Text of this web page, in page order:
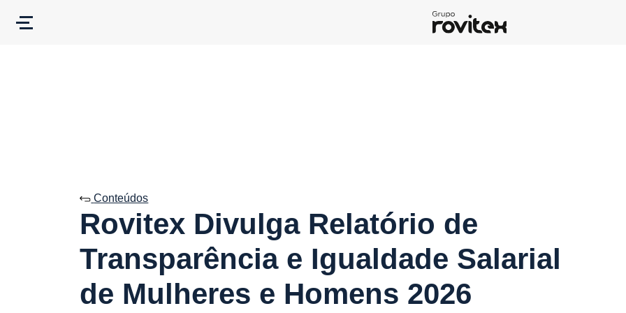
Conteúdos
Rovitex Divulga Relatório de
Transparência e Igualdade Salarial
de Mulheres e Homens 2026